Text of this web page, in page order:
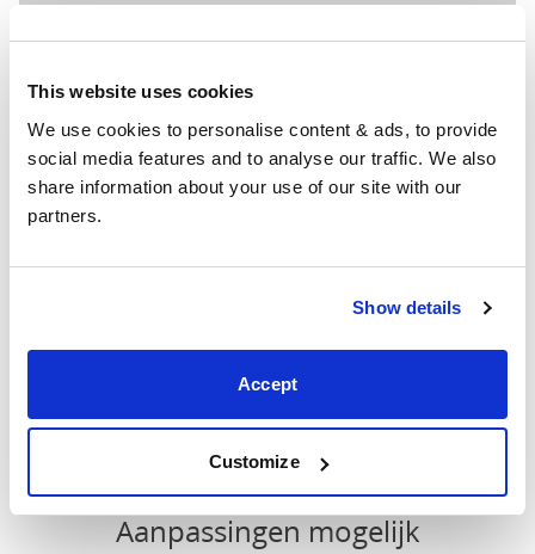
This website uses cookies
We use cookies to personalise content & ads, to provide
social media features and to analyse our traffic. We also
share information about your use of our site with our
partners.
Show details
Accept
Customize
200cm
Matrasmaat: De maat matras die nodig is voor dit bed
Breedte: De buitenbreedte van het bed
Lengte: De buitenste lengte van het bed
hoofdeinde van het bed
: De maximale hoogte van het
Deze afmetingen zijn de buitenmaten van het
bedframe. De afmetingen die hier worden vermeld,
kunnen tot 2,5cm afwijken. Neem contact met ons op
voor de juiste afmetingen van onze bedden.
Aanpassingen mogelijk